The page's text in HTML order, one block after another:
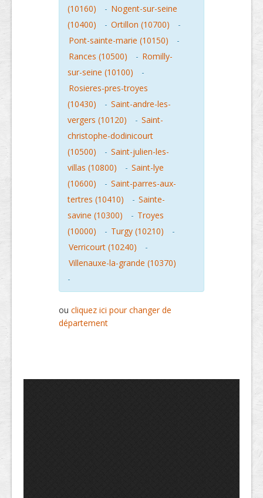
(10160)
- Nogent-sur-seine
(10400)
- Ortillon (10700)
-
Pont-sainte-marie (10150)
-
Rances (10500)
- Romilly-
sur-seine (10100)
-
Rosieres-pres-troyes
(10430)
- Saint-andre-les-
vergers (10120)
- Saint-
christophe-dodinicourt
(10500)
- Saint-julien-les-
villas (10800)
- Saint-lye
(10600)
- Saint-parres-aux-
tertres (10410)
- Sainte-
savine (10300)
- Troyes
(10000)
- Turgy (10210)
-
Verricourt (10240)
-
Villenauxe-la-grande (10370)
-
ou cliquez ici pour changer de
département